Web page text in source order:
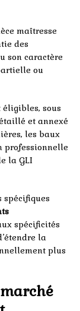
maîtresse
des
son caractère
ou
sous
et annexé
les baux
professionnelle
la GLI
spécifiques
spécificités
la
plus